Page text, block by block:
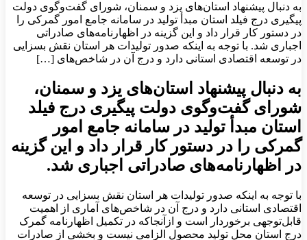
به دنبال پیشنهاد استان‌های یزد و سمنان، شورای گفت‌وگوی دولت
پیگیری درج فیلد استان مبدأ تولید در سامانه جامع امور گمرکی را
در دستور کار قرار داد و این گزینه در اظهارنامه‌های صادراتی
اجباری شد. با توجه به اینکه صدور تولیدات هر استان نقش بسزایی
در توسعه اقتصادی استانی دارد و درج آن در شاخص‌های […]
به دنبال پیشنهاد استان‌های یزد و سمنان،
شورای گفت‌وگوی دولت پیگیری درج فیلد
استان مبدأ تولید در سامانه جامع امور
گمرکی را در دستور کار قرار داد و این گزینه
در اظهارنامه‌های صادراتی اجباری شد.
با توجه به اینکه صدور تولیدات هر استان نقش بسزایی در توسعه
اقتصادی استانی دارد و درج آن در شاخص‌های آماری از اهمیت
قابل‌توجهی برخوردار است و ازآنجاکه در تکمیل اظهارنامه گمرک
درج استان محل تولید محصول الزامی نیست و بخشی از صادرات